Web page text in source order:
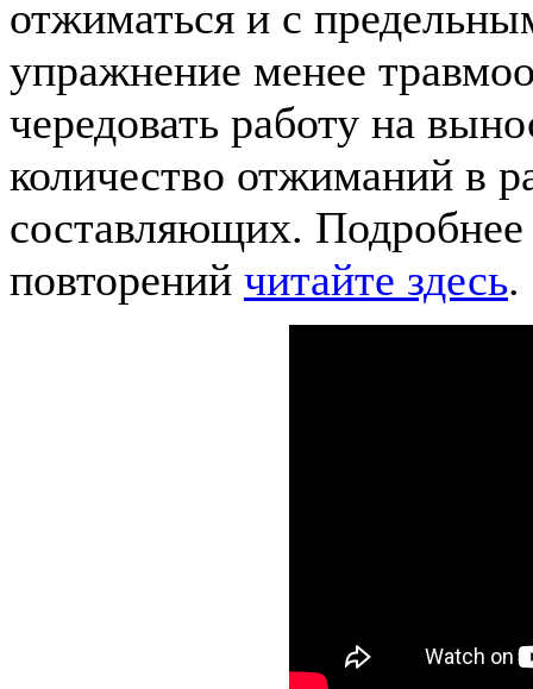
отжиматься и с
упражнение менее
чередовать работу на
количество отжиманий в
составляющих. Подробнее
повторений читайте здесь.